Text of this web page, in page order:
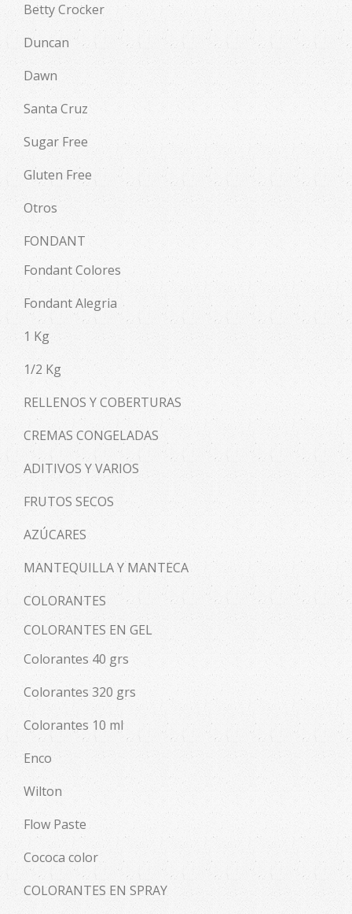
Betty Crocker
Duncan
Dawn
Santa Cruz
Sugar Free
Gluten Free
Otros
FONDANT
Fondant Colores
Fondant Alegria
1 Kg
1/2 Kg
RELLENOS Y COBERTURAS
CREMAS CONGELADAS
ADITIVOS Y VARIOS
FRUTOS SECOS
AZÚCARES
MANTEQUILLA Y MANTECA
COLORANTES
COLORANTES EN GEL
Colorantes 40 grs
Colorantes 320 grs
Colorantes 10 ml
Enco
Wilton
Flow Paste
Cococa color
COLORANTES EN SPRAY